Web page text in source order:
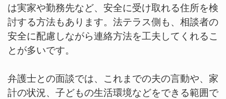
は実家や勤務先など、安全に受け取れる住所を検
討する方法もあります。法テラス側も、相談者の
安全に配慮しながら連絡方法を工夫してくれるこ
とが多いです。
弁護士との面談では、これまでの夫の言動や、家
計の状況、子どもの生活環境などをできる範囲で